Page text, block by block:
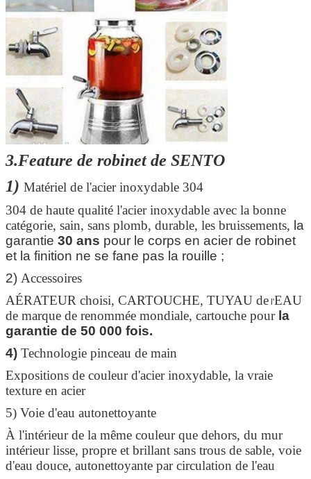
3.Feature de robinet de SENTO
1) Matériel de l'acier inoxydable 304
304 de haute qualité l'acier inoxydable avec la bonne
catégorie, sain, sans plomb, durable, les bruissements, la
garantie 30 ans pour le corps en acier de robinet
et la finition ne se fane pas la rouille ;
2) Accessoires
AÉRATEUR choisi, CARTOUCHE, TUYAU de l'EAU
de marque de renommée mondiale, cartouche pour la
garantie de 50 000 fois.
4) Technologie pinceau de main
Expositions de couleur d'acier inoxydable, la vraie
texture en acier
5) Voie d'eau autonettoyante
À l'intérieur de la même couleur que dehors, du mur
intérieur lisse, propre et brillant sans trous de sable, voie
d'eau douce, autonettoyante par circulation de l'eau